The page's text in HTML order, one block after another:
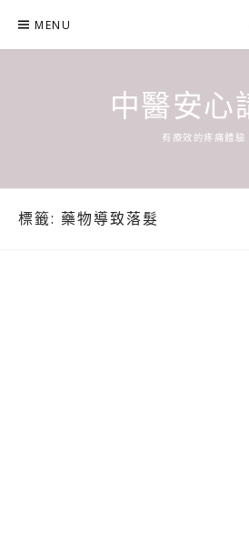
content
MENU
中醫安心
有療效的疼痛體驗
標籤: 藥物導致落髮